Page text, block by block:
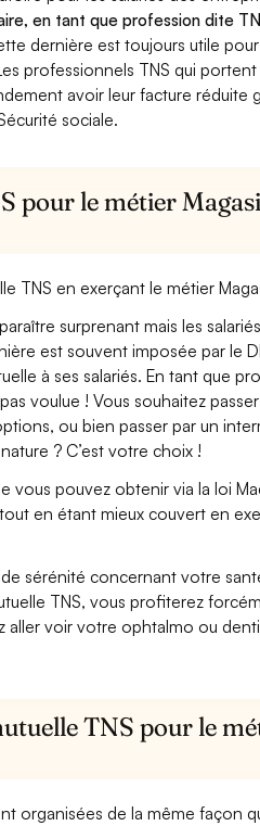
en tant que profession dite
dernière est toujours utile
professionnels TNS qui
avoir leur facture réduite
sociale.
pour le métier
TNS en exerçant le métier
surprenant mais les
est souvent imposée par le
à ses salariés. En tant que
voulue ! Vous souhaitez
ou bien passer par un
? C’est votre choix !
vous pouvez obtenir via la loi
en étant mieux couvert en
sérénité concernant votre
TNS, vous profiterez
aller voir votre ophtalmo ou
TNS pour le
organisées de la même façon